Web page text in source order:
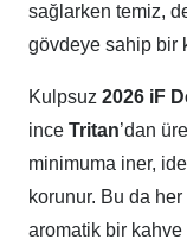
sağlarken temiz,
gövdeye sahip bir
Kulpsuz 2026 iF
ince Tritan’dan
minimuma iner,
korunur. Bu da
aromatik bir